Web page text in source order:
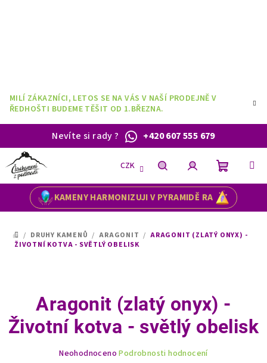
MILÍ ZÁKAZNÍCI, LETOS SE NA VÁS V NAŠÍ PRODEJNĚ V
ŘEDHOŠTI BUDEME TĚŠIT OD 1.BŘEZNA.
Nevíte si rady? +420 607 555 679
KAMENY HARMONIZUJI V PYRAMIDĚ RA
CZK
HledatPřihlášeníNákupní
DOMŮ
/ DRUHY KAMENŮ / ARAGONIT / ARAGONIT (ZLATÝ ONYX) -
ŽIVOTNÍ KOTVA - SVĚTLÝ OBELISK
Aragonit (zlatý onyx) -
Životní kotva - světlý obelisk
Neohodnoceno Podrobnosti hodnocení